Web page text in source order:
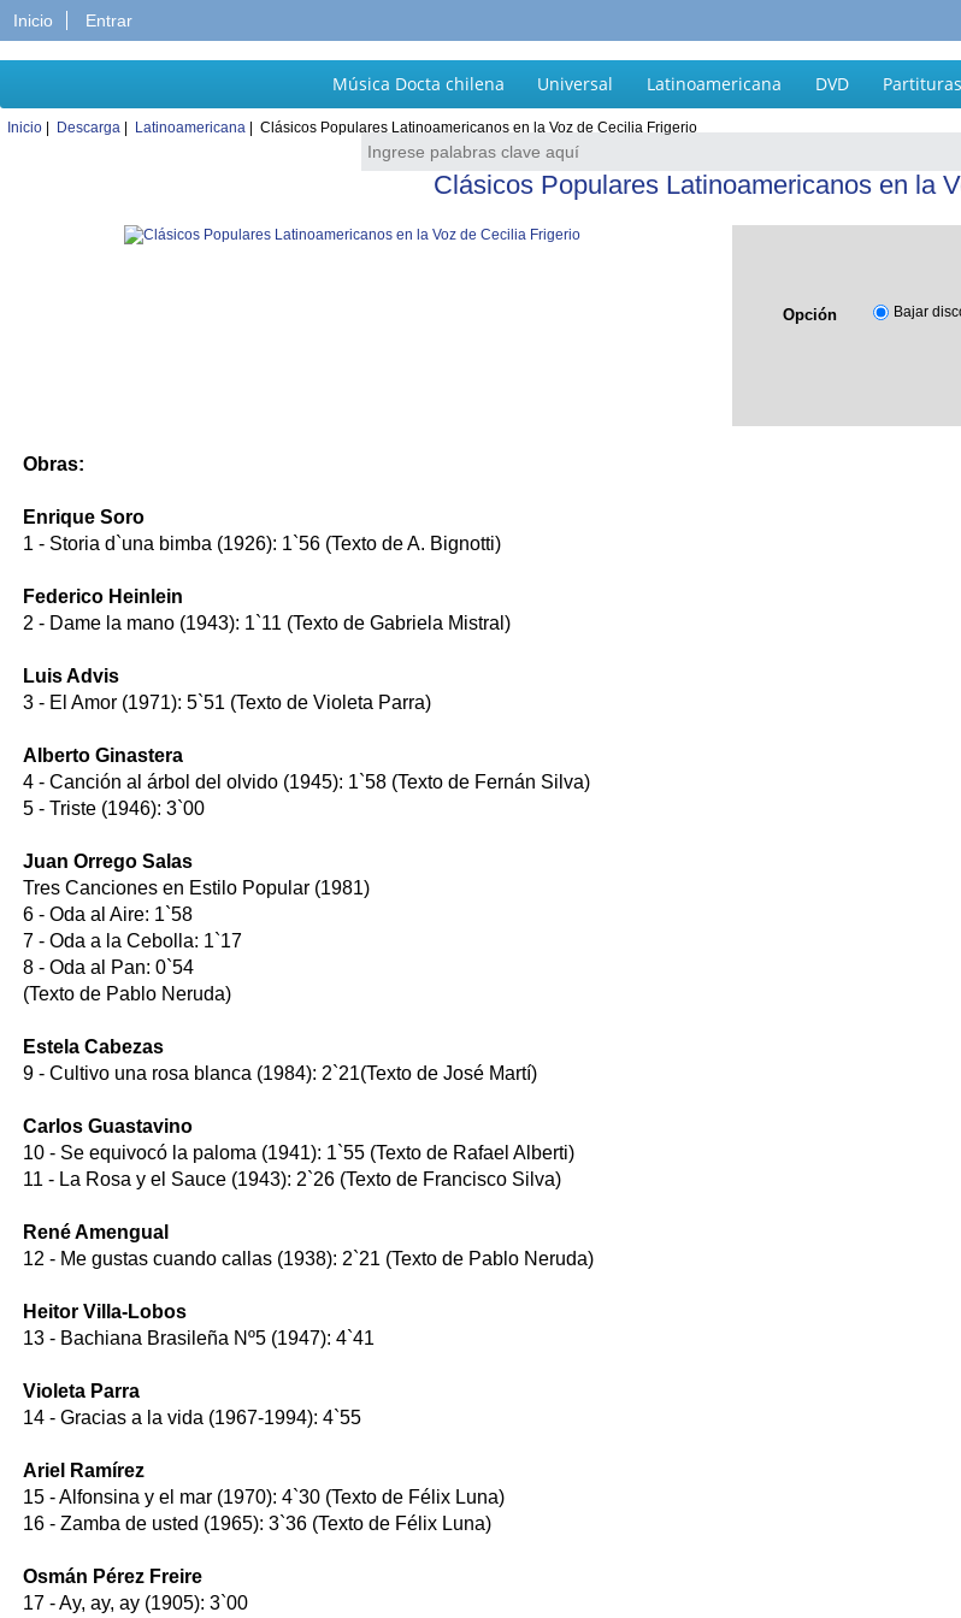
Inicio Entrar
Música Docta chilena Universal Latinoamericana DVD
Inicio| Descarga | Latinoamericana | Clásicos Populares Latinoamericanos en la Voz de Cecilia Frigerio
Clásicos Populares Latinoamericanos en la
Opción Bajar
Obras:
Enrique Soro
1 - Storia d`una bimba (1926): 1`56 (Texto de A. Bignotti)
Federico Heinlein
2 - Dame la mano (1943): 1`11 (Texto de Gabriela Mistral)
Luis Advis
3 - El Amor (1971): 5`51 (Texto de Violeta Parra)
Alberto Ginastera
4 - Canción al árbol del olvido (1945): 1`58 (Texto de Fernán Silva)
5 - Triste (1946): 3`00
Juan Orrego Salas
Tres Canciones en Estilo Popular (1981)
6 - Oda al Aire: 1`58
7 - Oda a la Cebolla: 1`17
8 - Oda al Pan: 0`54
(Texto de Pablo Neruda)
Estela Cabezas
9 - Cultivo una rosa blanca (1984): 2`21(Texto de José Martí)
Carlos Guastavino
10 - Se equivocó la paloma (1941): 1`55 (Texto de Rafael Alberti)
11 - La Rosa y el Sauce (1943): 2`26 (Texto de Francisco Silva)
René Amengual
12 - Me gustas cuando callas (1938): 2`21 (Texto de Pablo Neruda)
Heitor Villa-Lobos
13 - Bachiana Brasileña Nº5 (1947): 4`41
Violeta Parra
14 - Gracias a la vida (1967-1994): 4`55
Ariel Ramírez
15 - Alfonsina y el mar (1970): 4`30 (Texto de Félix Luna)
16 - Zamba de usted (1965): 3`36 (Texto de Félix Luna)
Osmán Pérez Freire
17 - Ay, ay, ay (1905): 3`00